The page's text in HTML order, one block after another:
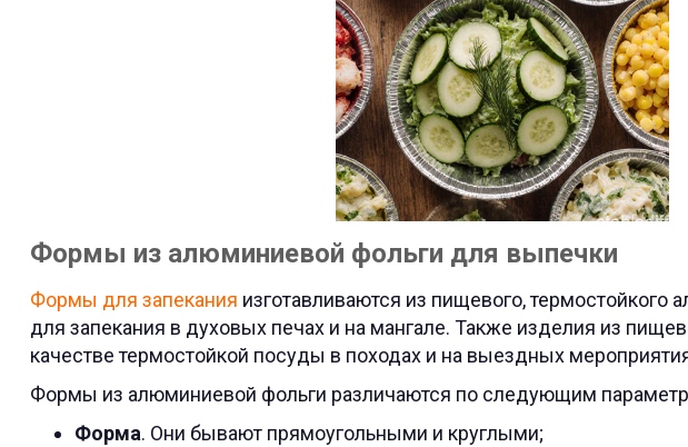
Формы из алюминиевой фольги для выпечки
Формы для запекания изготавливаются из пищевого, термостойкого
для запекания в духовых печах и на мангале. Также изделия из
качестве термостойкой посуды в походах и на выездных
Формы из алюминиевой фольги различаются по следующим
Форма. Они бывают прямоугольными и круглыми;